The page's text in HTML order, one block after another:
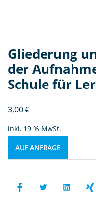
Gliederung
der
Schule für
3,00€
inkl. 19 % MwSt.
AUF ANFRAGE